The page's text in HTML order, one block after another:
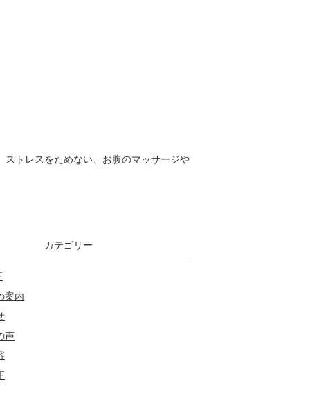
トレスをためない、お腹のマッサージや
カテゴリー
案内
声